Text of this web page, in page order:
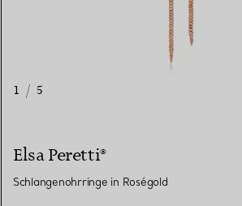
1 / 5
Elsa Peretti®
Schlangenohrringe in Roségold